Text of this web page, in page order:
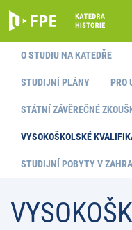
O STUDIU NA KATEDŘE
STUDIJNÍ PLÁNY PRO
STÁTNÍ ZÁVĚREČNÉ
VYSOKOŠKOLSKÉ
STUDIJNÍ POBYTY V